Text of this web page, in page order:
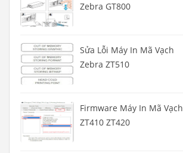
Zebra GT800
Sửa Lỗi Máy In Mã Vạch
Zebra ZT510
Firmware Máy In Mã Vạch
ZT410 ZT420